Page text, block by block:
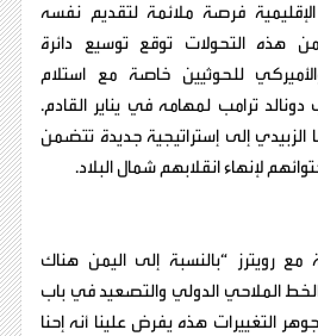
فرصة ملائمة لتقديم نفسه
التحولات توقع توسيع دائرة
للحوثيين خاصة مع استلام
دونالد ترامب لمهامه في يناير القادم.
إلى إستراتيجية جديدة تتضمن
لإنهاء انقلابهم شمال البلاد.
مع رويترز “بالنسبة إلى اليمن هناك
الملاحي الدولي والتصعيد في باب
التغييرات هذه يفرض علينا أنه إحنا